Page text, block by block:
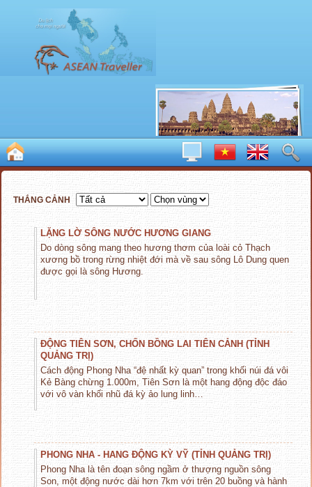
THẮNG CẢNH
LẶNG LỜ SÔNG NƯỚC HƯƠNG GIANG
Do dòng sông mang theo hương thơm của loài cỏ Thạch
xương bồ trong rừng nhiệt đới mà về sau sông Lô Dung quen
được gọi là sông Hương.
ĐỘNG TIÊN SƠN, CHỐN BỒNG LAI TIÊN CẢNH (TỈNH
QUẢNG TRỊ)
Cách động Phong Nha “đệ nhất kỳ quan” trong khối núi đá vôi
Kẻ Bàng chừng 1.000m, Tiên Sơn là một hang động độc đáo
với vô vàn khối nhũ đá kỳ ảo lung linh…
PHONG NHA - HANG ĐỘNG KỲ VỸ (TỈNH QUẢNG TRỊ)
Phong Nha là tên đoạn sông ngầm ở thượng nguồn sông
Son, một động nước dài hơn 7km với trên 20 buồng và hành